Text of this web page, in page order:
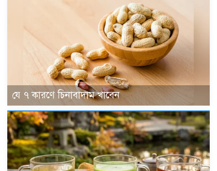
যে ৭ কারণে চিনাবাদাম খাবেন